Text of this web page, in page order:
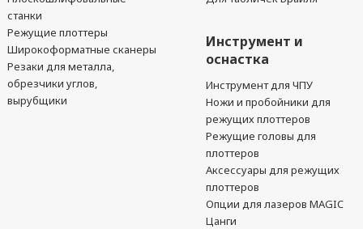
станки
Режущие плоттеры
Широкоформатные сканеры
Резаки для металла,
обрезчики углов,
вырубщики
Инструмент и
оснастка
Инструмент для ЧПУ
Ножи и пробойники для
режущих плоттеров
Режущие головы для
плоттеров
Аксессуары для режущих
плоттеров
Опции для лазеров MAGIC
Цанги